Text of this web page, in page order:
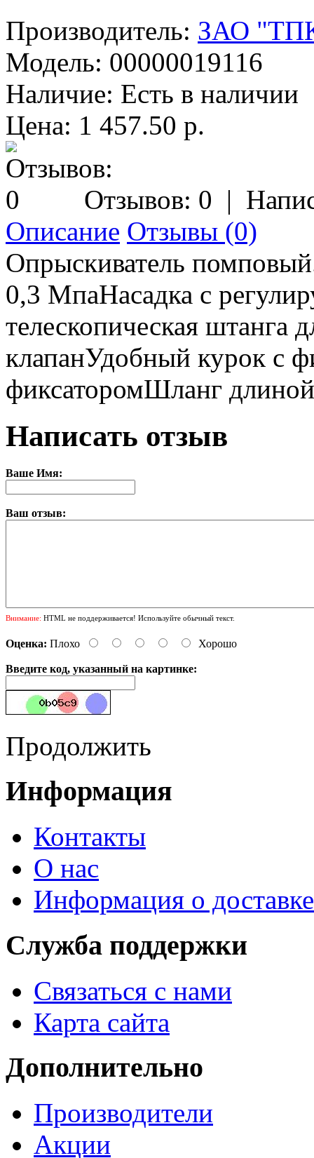
Производитель: ЗАО "ТПК
Модель: 00000019116
Наличие: Есть в наличии
Цена: 1 457.50 р.
Отзывов: 0 |
Описание Отзывы (0)
Опрыскиватель
0,3 МпаНасадка с
телескопическая штанга
клапанУдобный курок с
фиксаторомШланг
Написать отзыв
Ваше Имя:
Ваш отзыв:
Внимание: HTML не поддерживается! Используйте обычный текст.
Оценка: Плохо Хорошо
Введите код, указанный на картинке:
Продолжить
Информация
Контакты
О нас
Информация о доставке
Служба поддержки
Связаться с нами
Карта сайта
Дополнительно
Производители
Акции